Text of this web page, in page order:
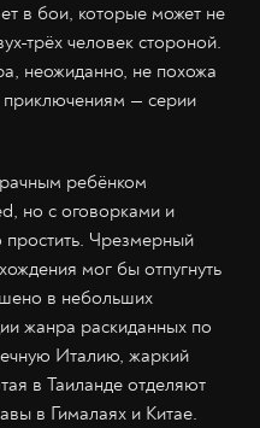
в бои, которые может не
трёх человек стороной.
неожиданно, не похожа
— серии
ребёнком
но с оговорками и
Чрезмерный
мог бы отпугнуть
в небольших
жанра раскиданных по
Италию, жаркий
в Таиланде отделяют
в Гималаях и Китае.